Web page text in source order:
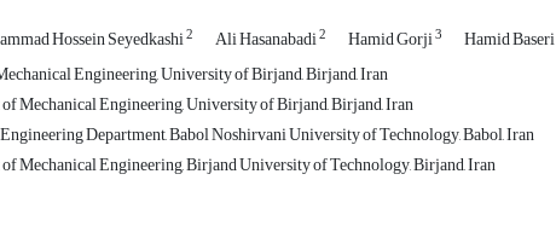
Hossein Seyedkashi2 Ali Hasanabadi2 Hamid Gorji3 Hamid Baseri
Engineering, University of Birjand, Birjand, Iran
Mechanical Engineering, University of Birjand, Birjand, Iran
Department, Babol Noshirvani University of Technology, Babol, Iran
Mechanical Engineering, Birjand University of Technology, Birjand, Iran